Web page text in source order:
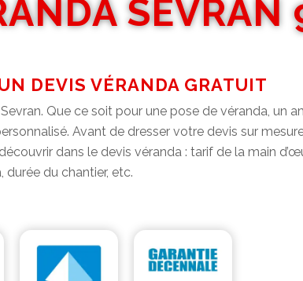
SEVRAN
DEVIS VÉRANDA GRATUIT
Que ce soit pour une pose de véranda, un
Avant de dresser votre devis sur
dans le devis véranda : tarif de la main
durée du chantier, etc.